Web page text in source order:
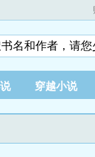
穿越小说